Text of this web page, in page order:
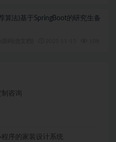
算法)基于SpringBoot的研究生备
咨询
序的家装设计系统